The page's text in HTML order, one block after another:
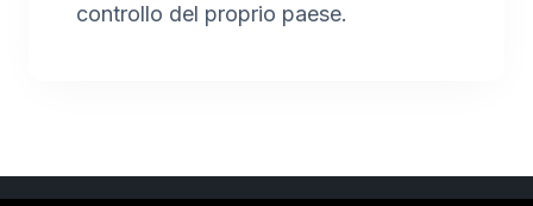
controllo del proprio paese.